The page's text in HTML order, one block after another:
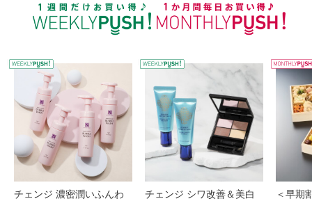
WEEKLY PUSH
チェンジ 濃密潤いふんわ
チェンジ シワ改善＆美白
＜早期